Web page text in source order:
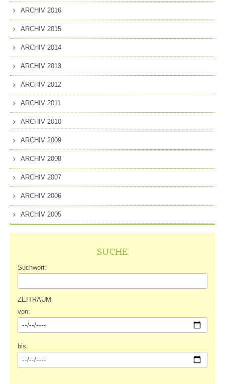
ARCHIV 2016
ARCHIV 2015
ARCHIV 2014
ARCHIV 2013
ARCHIV 2012
ARCHIV 2011
ARCHIV 2010
ARCHIV 2009
ARCHIV 2008
ARCHIV 2007
ARCHIV 2006
ARCHIV 2005
SUCHE
Suchwort:
ZEITRAUM:
von:
bis: